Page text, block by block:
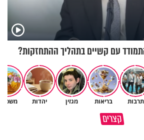
עם קשיים בתהליך ההתחזקות?
תרבות בריאות מגזין יהדות
קצריםהשינה
הגעתי לגיל 108 בזכות הכיבוד